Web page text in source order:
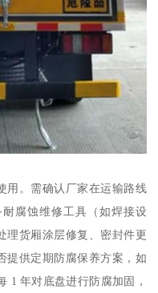
用。需确认厂家在运输路线
腐蚀维修工具（如焊接设
理货厢涂层修复、密封件更
提供定期防腐保养方案，如
1 年对底盘进行防腐加固，